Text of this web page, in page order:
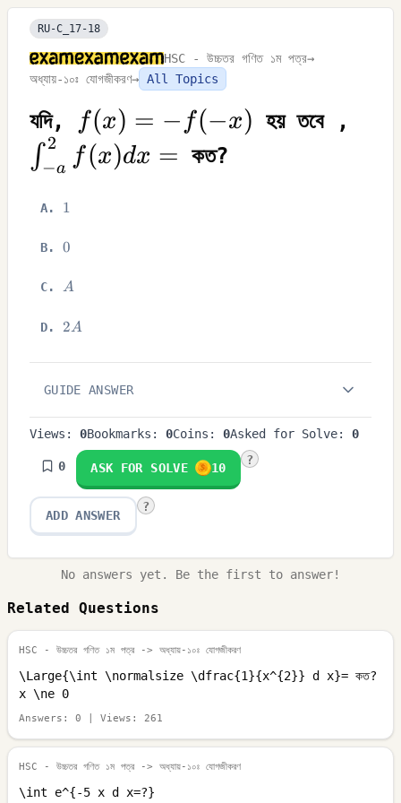
RU-C_17-18
HSC - উচ্চতর গণিত ১ম পত্র→
অধ্যায়-১০ঃ যোগজীকরণ→ All Topics
যদি,
f(x)=-
f(-x)
f(x) = − f(−x) হয় তবে ,
∫−a
2
f (x)dx = কত?
A. 1
1
B. 0
0
C. A
A
D. 2A
2A
GUIDE ANSWER
Views: 0Bookmarks: 0Coins: 0Asked for Solve: 0
0 ASK FOR SOLVE 10
?
ADD ANSWER
?
No answers yet. Be the first to answer!
Related Questions
HSC - উচ্চতর গণিত ১ম পত্র -> অধ্যায়-১০ঃ যোগজীকরণ
\Large{\int \normalsize \dfrac{1}{x^{2}} d x}= কত?
x \ne 0
Answers: 0 | Views: 261
HSC - উচ্চতর গণিত ১ম পত্র -> অধ্যায়-১০ঃ যোগজীকরণ
\int e^{-5 x d x=?}